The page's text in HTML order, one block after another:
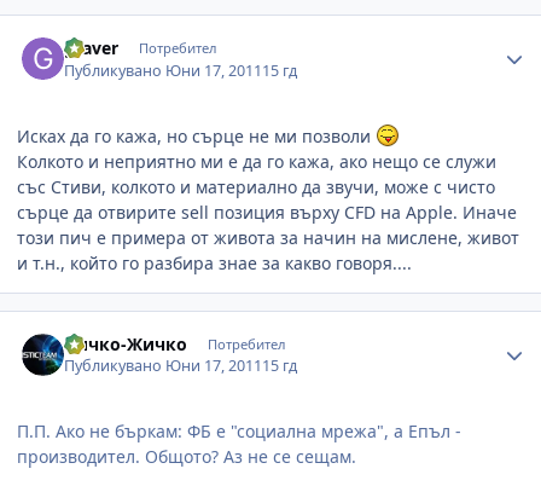
graver Потребител
Публикувано Юни 17, 201115 гд
Исках да го кажа, но сърце не ми позволи
Колкото и неприятно ми е да го кажа, ако нещо се служи
със Стиви, колкото и материално да звучи, може с чисто
сърце да отвирите sell позиция върху CFD на Apple. Иначе
този пич е примера от живота за начин на мислене, живот
и т.н., който го разбира знае за какво говоря....
Чичко-Жичко Потребител
Публикувано Юни 17, 201115 гд
П.П. Ако не бъркам: ФБ е "социална мрежа", а Епъл -
производител. Общото? Аз не се сещам.